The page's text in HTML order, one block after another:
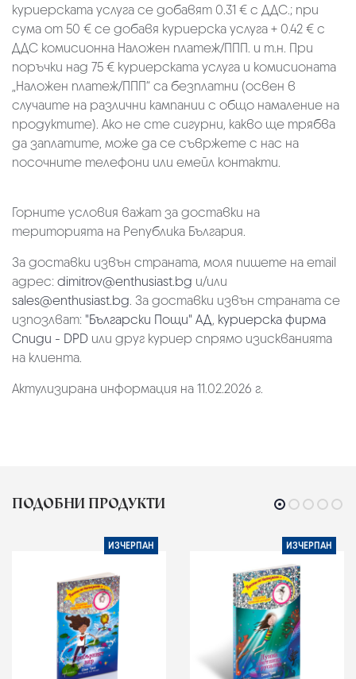
куриерската услуга се добавят 0.31 € с ДДС.; при
сума от 50 € се добавя куриерска услуга + 0.42 € с
ДДС комисионна Наложен платеж/ППП. и т.н. При
поръчки над 75 € куриерската услуга и комисионата
„Наложен платеж/ППП“ са безплатни (освен в
случаите на различни кампании с общо намаление на
продуктите). Ако не сте сигурни, какво ще трябва
да заплатите, може да се съвржете с нас на
посочните телефони или емейл контакти.
Горните условия важат за доставки на
територията на Република България.
За доставки извън страната, моля пишете на email
адрес: dimitrov@enthusiast.bg и/или
sales@enthusiast.bg. За доставки извън страната се
изпозлват: "Български Пощи" АД, куриерска фирма
Спиди - DPD или друг куриер спрямо изискванията
на клиента.
Актулизирана информация на 11.02.2026 г.
ПОДОБНИ ПРОДУКТИ
ИЗЧЕРПАН ИЗЧЕРПАН